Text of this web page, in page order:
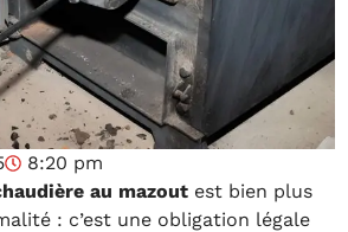
8:20 pm
au mazout est bien plus
: c’est une obligation légale